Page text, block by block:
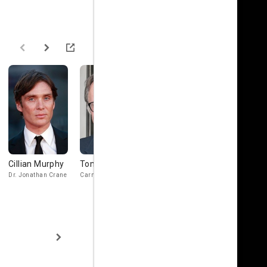
Cillian Murphy
Dr. Jonathan Crane
Tom Wilkinson
Carmine Falcone